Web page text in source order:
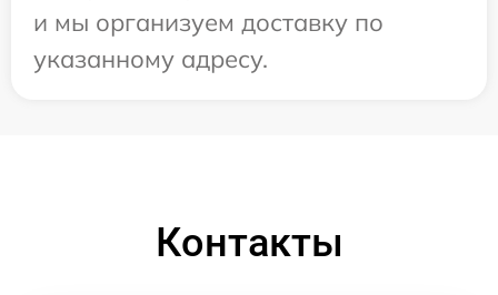
и мы организуем доставку по
указанному адресу.
Контакты